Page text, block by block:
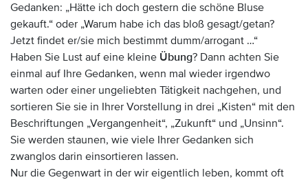
Gedanken: „Hätte ich doch gestern die schöne Bluse
gekauft.“ oder „Warum habe ich das bloß gesagt/getan?
Jetzt findet er/sie mich bestimmt dumm/arrogant …“
Haben Sie Lust auf eine kleine Übung? Dann achten Sie
einmal auf Ihre Gedanken, wenn mal wieder irgendwo
warten oder einer ungeliebten Tätigkeit nachgehen, und
sortieren Sie sie in Ihrer Vorstellung in drei „Kisten“ mit den
Beschriftungen „Vergangenheit“, „Zukunft“ und „Unsinn“.
Sie werden staunen, wie viele Ihrer Gedanken sich
zwanglos darin einsortieren lassen.
Nur die Gegenwart in der wir eigentlich leben, kommt oft